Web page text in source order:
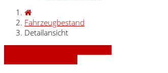
Fahrzeugbestand
Detailansicht